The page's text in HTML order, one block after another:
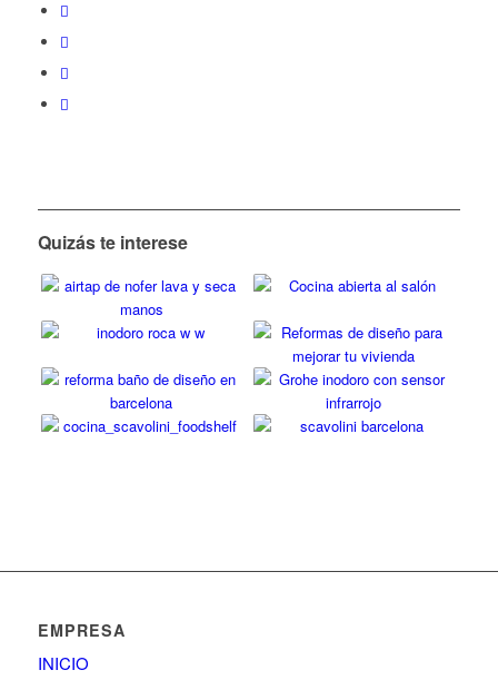
Quizás te interese
EMPRESA
INICIO